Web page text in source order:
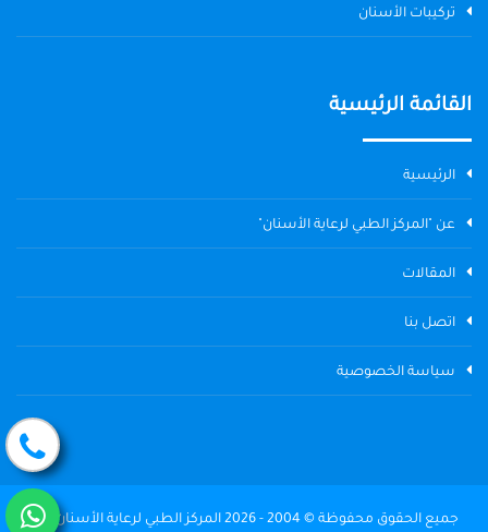
تركيبات الأسنان
القائمة الرئيسية
الرئيسية
عن "المركز الطبي لرعاية الأسنان"
المقالات
اتصل بنا
سياسة الخصوصية
جميع الحقوق محفوظة © 2004 - 2026 المركز الطبي لرعاية الأسنان The